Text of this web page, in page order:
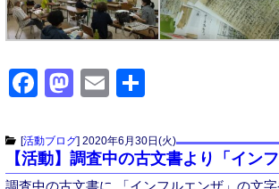
F
c
e
M
st
o
E
ail
[活動ブログ] 2020年6月30日(火)
【活動】調査中の古文書より「イン